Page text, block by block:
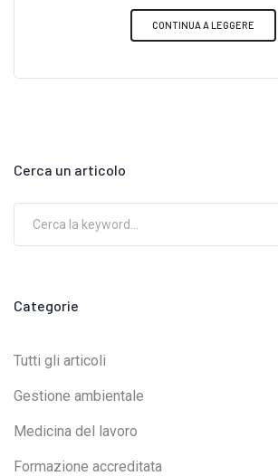
dipendente. I requisiti minimi
decreto legislativo 81/2008:
il servizio di prevenzione e
esterno consente di delegare le
prevenzione, della gestione e della
occuperà, tra le varie attività,
sicurezza e la
sanzioni fra i 2.740 € e i 7.014 €,
mesi e la chiusura immediata
CONTINUA A LEGGERE
Cerca un articolo
Categorie
Tutti gli articoli
Gestione ambientale
Medicina del lavoro
Formazione accreditata